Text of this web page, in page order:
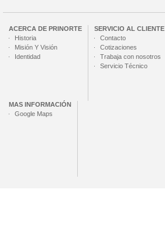
ACERCA DE PRINORTE
Historia
Misión Y Visión
Identidad
SERVICIO AL CLIENTE
Contacto
Cotizaciones
Trabaja con nosotros
Servicio Técnico
MAS INFORMACIÓN
Google Maps